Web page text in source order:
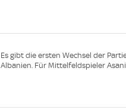
Es gibt die ersten Wechsel der
Albanien. Für Mittelfeldspieler